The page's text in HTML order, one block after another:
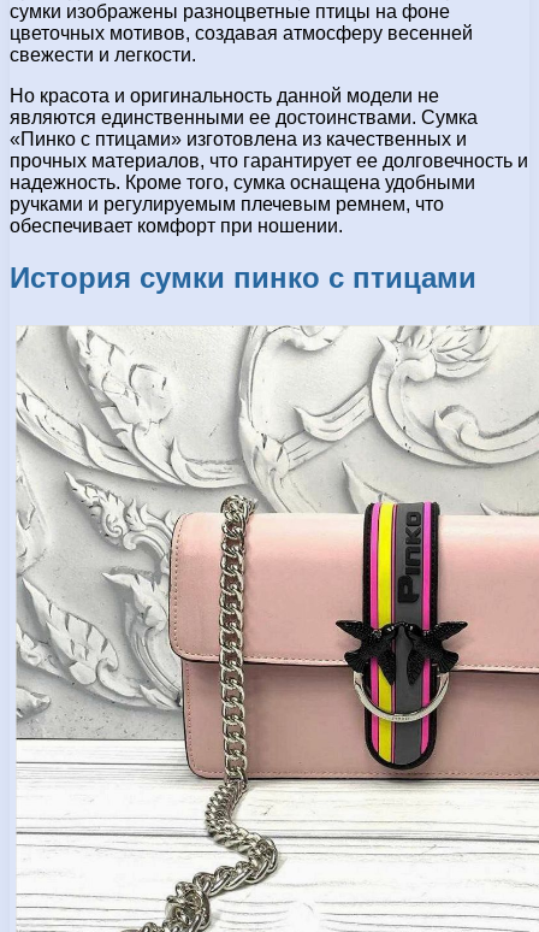
сумки изображены разноцветные птицы на фоне
цветочных мотивов, создавая атмосферу весенней
свежести и легкости.
Но красота и оригинальность данной модели не
являются единственными ее достоинствами. Сумка
«Пинко с птицами» изготовлена из качественных и
прочных материалов, что гарантирует ее долговечность и
надежность. Кроме того, сумка оснащена удобными
ручками и регулируемым плечевым ремнем, что
обеспечивает комфорт при ношении.
История сумки пинко с птицами